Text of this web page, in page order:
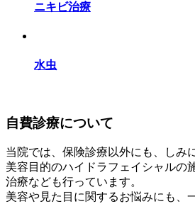
ニキビ治療
水虫
自費診療について
当院では、保険診療以外にも、しみ
美容目的のハイドラフェイシャルの
治療なども行っています。
美容や見た目に関するお悩みにも、